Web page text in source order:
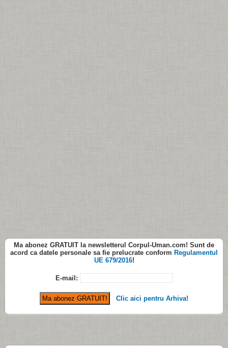
Ma abonez GRATUIT la newsletterul Corpul-Uman.com! Sunt de
acord ca datele personale sa fie prelucrate conform Regulamentul
UE 679/2016!
E-mail:
Clic aici pentru Arhiva!